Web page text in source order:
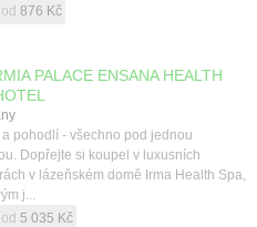
876 Kč
PALACE ENSANA HEALTH
pohodlí - všechno pod jednou
Dopřejte si koupel v luxusních
v lázeňském domě Irma Health Spa,
j...
5 035 Kč